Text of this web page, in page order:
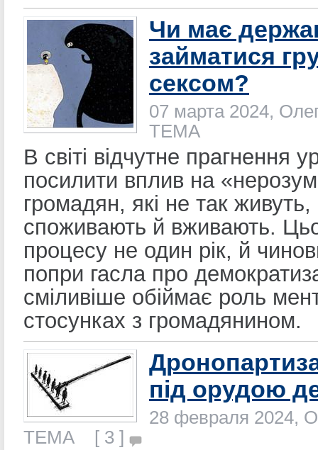
Чи має
займатися
сексом?
07 марта 2024,
ТЕМА
В світі відчутне прагнення
посилити вплив на
громадян, які не так живуть,
споживають й вживають.
процесу не один рік, й
попри гасла про
сміливіше обіймає роль
стосунках з громадянином.
під орудою
28 февраля 2024,
ТЕМА [ 3 ]